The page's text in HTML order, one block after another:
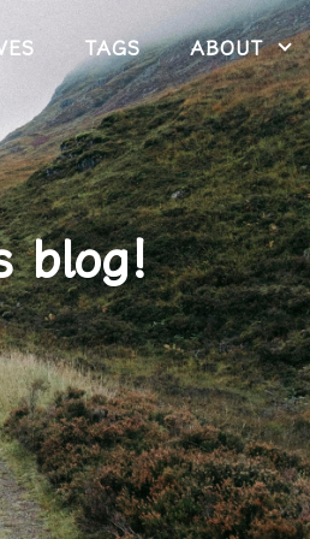
TAGS ABOUT
blog!